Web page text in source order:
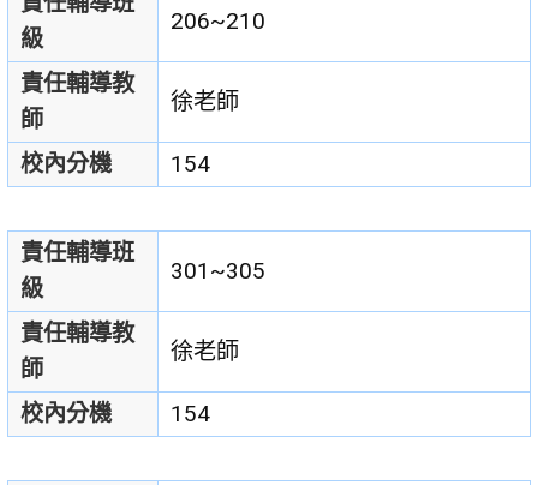
級
206~210
責任輔導教
師
徐老師
校內分機 154
責任輔導班
級
301~305
責任輔導教
師
徐老師
校內分機 154